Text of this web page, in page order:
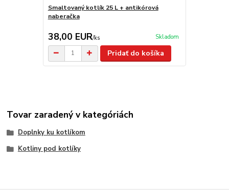
Smaltovaný kotlík 25 L + antikórová
naberačka
38,00 EUR/ks Skladom
Pridať do košíka
Tovar zaradený v kategóriách
Doplnky ku kotlíkom
Kotliny pod kotlíky